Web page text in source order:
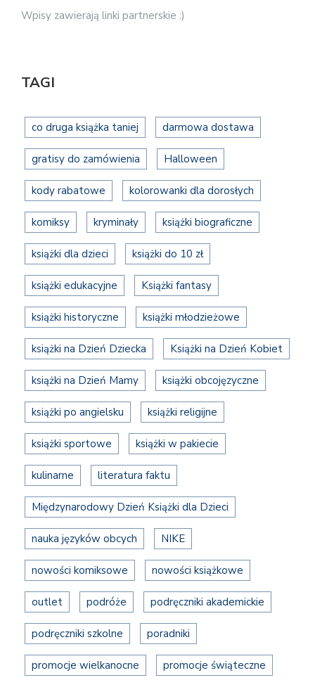
Wpisy zawierają linki partnerskie :)
TAGI
co druga książka taniej darmowa dostawa
gratisy do zamówienia Halloween
kody rabatowe kolorowanki dla dorosłych
komiksy kryminały książki biograficzne
książki dla dzieci książki do 10 zł
książki edukacyjne Książki fantasy
książki historyczne książki młodzieżowe
książki na Dzień Dziecka Książki na Dzień Kobiet
książki na Dzień Mamy książki obcojęzyczne
książki po angielsku książki religijne
książki sportowe książki w pakiecie
kulinarne literatura faktu
Międzynarodowy Dzień Książki dla Dzieci
nauka języków obcych NIKE
nowości komiksowe nowości książkowe
outlet podróże podręczniki akademickie
podręczniki szkolne poradniki
promocje wielkanocne promocje świąteczne